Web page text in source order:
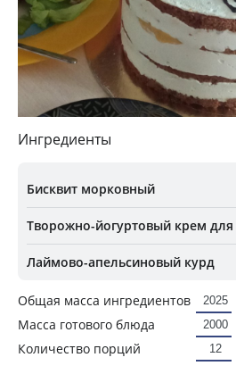
Ингредиенты
Бисквит морковный
Творожно-йогуртовый крем для
Лаймово-апельсиновый курд
Общая масса ингредиентов
Масса готового блюда
Количество порций